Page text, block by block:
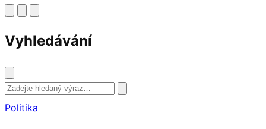
Vyhledávání
Vyhledat
Politika